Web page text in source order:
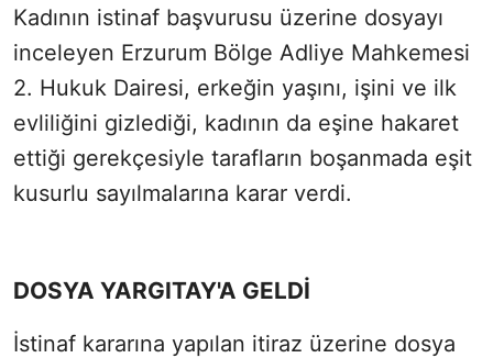
Kadının istinaf başvurusu üzerine dosyayı
inceleyen Erzurum Bölge Adliye Mahkemesi
2. Hukuk Dairesi, erkeğin yaşını, işini ve ilk
evliliğini gizlediği, kadının da eşine hakaret
ettiği gerekçesiyle tarafların boşanmada eşit
kusurlu sayılmalarına karar verdi.
DOSYA YARGITAY'A GELDİ
İstinaf kararına yapılan itiraz üzerine dosya